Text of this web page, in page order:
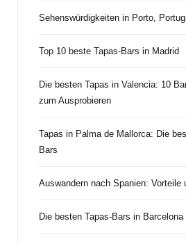
Sehenswürdigkeiten in Porto,
Top 10 beste Tapas-Bars in Madrid
Die besten Tapas in Valencia: 10
zum Ausprobieren
Tapas in Palma de Mallorca: Die
Bars
Auswandern nach Spanien: Vorteile
Die besten Tapas-Bars in Barcelona